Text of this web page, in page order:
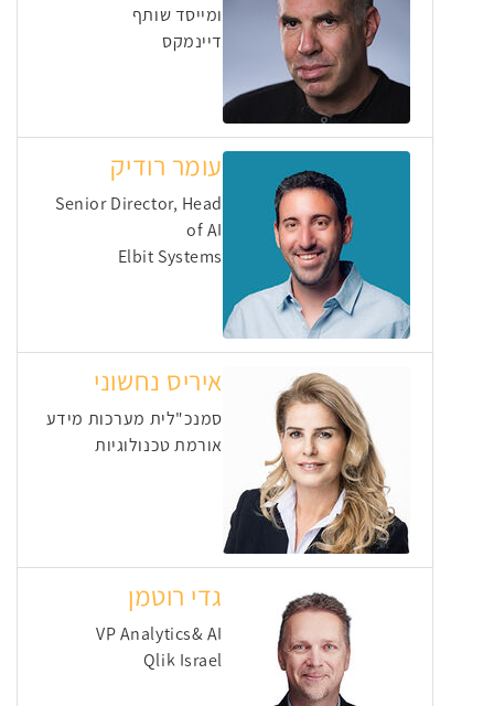
ומייסד שותף
דיינמקס
עומר רודיק
Senior Director, Head
of AI
Elbit Systems
איריס נחשוני
סמנכ"לית מערכות מידע
אורמת טכנולוגיות
גדי רוטמן
VP Analytics& AI
Qlik Israel